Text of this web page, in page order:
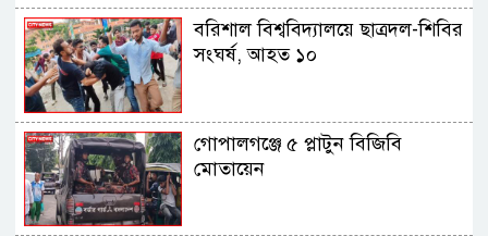
বরিশাল বিশ্ববিদ্যালয়ে ছাত্রদল-শিবির
সংঘর্ষ, আহত ১০
গোপালগঞ্জে ৫ প্লাটুন বিজিবি
মোতায়েন